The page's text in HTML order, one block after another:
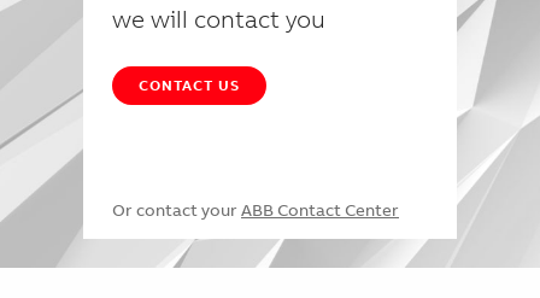
we will contact you
CONTACT US
Or contact your ABB Contact Center